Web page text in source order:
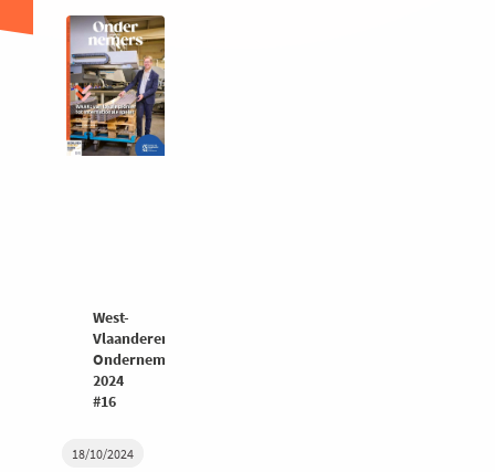
18/10/2024
West-
Vlaanderen
Ondernemers
2024
#16